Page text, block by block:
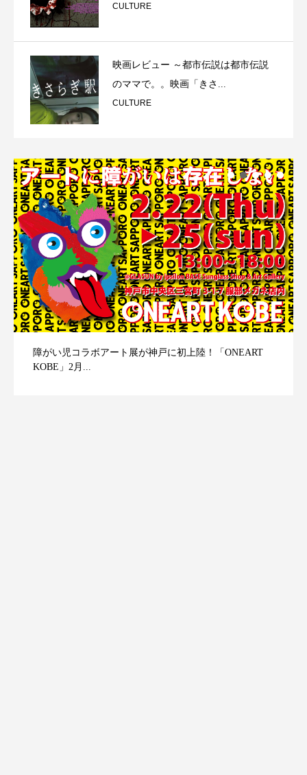
CULTURE
映画レビュー ～都市伝説は都市伝説
のママで。。映画「きさ...
CULTURE
障がい児コラボアート展が神戸に初上陸！「ONEART
KOBE」2月...